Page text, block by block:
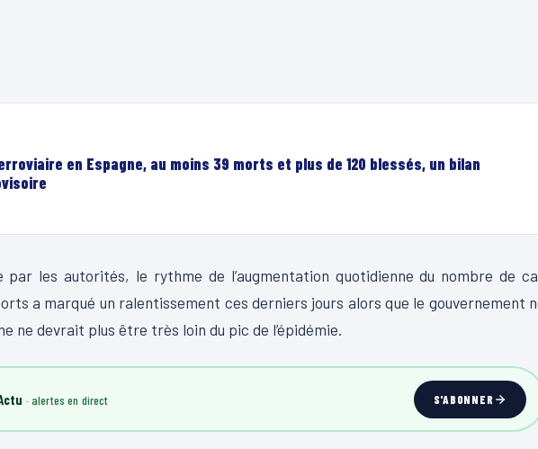
en Espagne, au moins 39 morts et plus de 120 blessés, un bilan
par les autorités, le rythme de l’augmentation quotidienne du nombre de
a marqué un ralentissement ces derniers jours alors que le gouvernement
ne devrait plus être très loin du pic de l’épidémie.
S'ABONNER